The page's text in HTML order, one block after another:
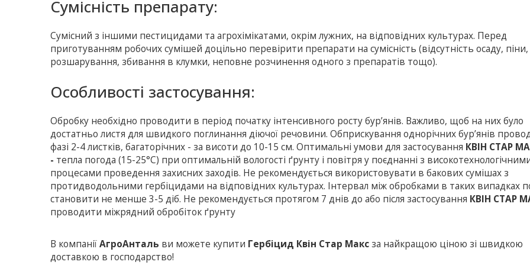
Сумісність препарату:
Сумісний з іншими пестицидами та агрохімікатами, окрім лужних, на відповідних культурах. Перед
приготуванням робочих сумішей доцільно перевірити препарати на сумісність (відсутність осаду, піни,
розшарування, збивання в клумки, неповне розчинення одного з препаратів тощо).
Особливостi застосування:
Обробку необхідно проводити в період початку інтенсивного росту бур’янів. Важливо, щоб на них було
достатньо листя для швидкого поглинання діючої речовини. Обприскування однорічних бур’янів
фазі 2-4 листків, багаторічних - за висоти до 10-15 см. Оптимальні умови для застосування КВІН СТАР
- тепла погода (15-25°С) при оптимальній вологості ґрунту і повітря у поєднанні з
процесами проведення захисних заходів. Не рекомендується використовувати в бакових сумішах з
протидводольними гербіцидами на відповідних культурах. Інтервал між обробками в таких випадках
становити не менше 3-5 діб. Не рекомендується протягом 7 днів до або після застосування КВІН СТАР
проводити міжрядний обробіток ґрунту
В компаніїАгроАнталь ви можете купити Гербіцид Квін Стар Максза найкращою ціною зі швидкою
доставкою в господарство!